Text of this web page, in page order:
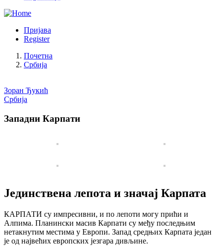
Пријава
Register
Почетна
Србија
Зоран Ђукић
Србија
Западни Карпати
Јединствена лепота и значај Карпата
КАРПАТИ су импресивни, и по лепоти могу прићи и
Алпима. Планински масив Карпати су међу последњим
нетакнутим местима у Европи. Запад средњих Карпата један
је од највећих европских језгара дивљине.